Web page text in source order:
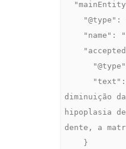
diminuição
hipoplasia
dente, a